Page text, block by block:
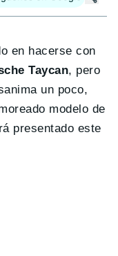
en hacerse con
Taycan, pero
un poco,
modelo de
presentado este